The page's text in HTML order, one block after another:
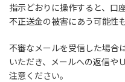
指示どおりに操作すると、口
不正送金の被害にあう可能性
不審なメールを受信した場合
いただき、メールへの返信や
注意ください。